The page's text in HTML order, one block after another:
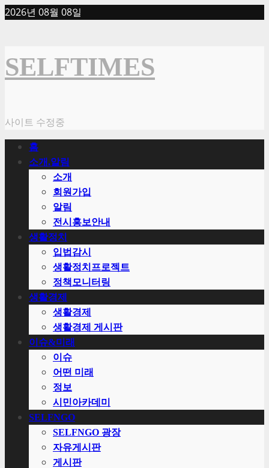
Skip
2026년 08월 08일
SELFTIMES
사이트 수정중
Primary
Menu
홈
소개.알림
소개
회원가입
알림
전시홍보안내
생활정치
입법감시
생활정치프로젝트
정책모니터링
생활경제
생활경제
생활경제 게시판
이슈&미래
이슈
어떤 미래
정보
시민아카데미
SELFNGO
SELFNGO 광장
자유게시판
게시판